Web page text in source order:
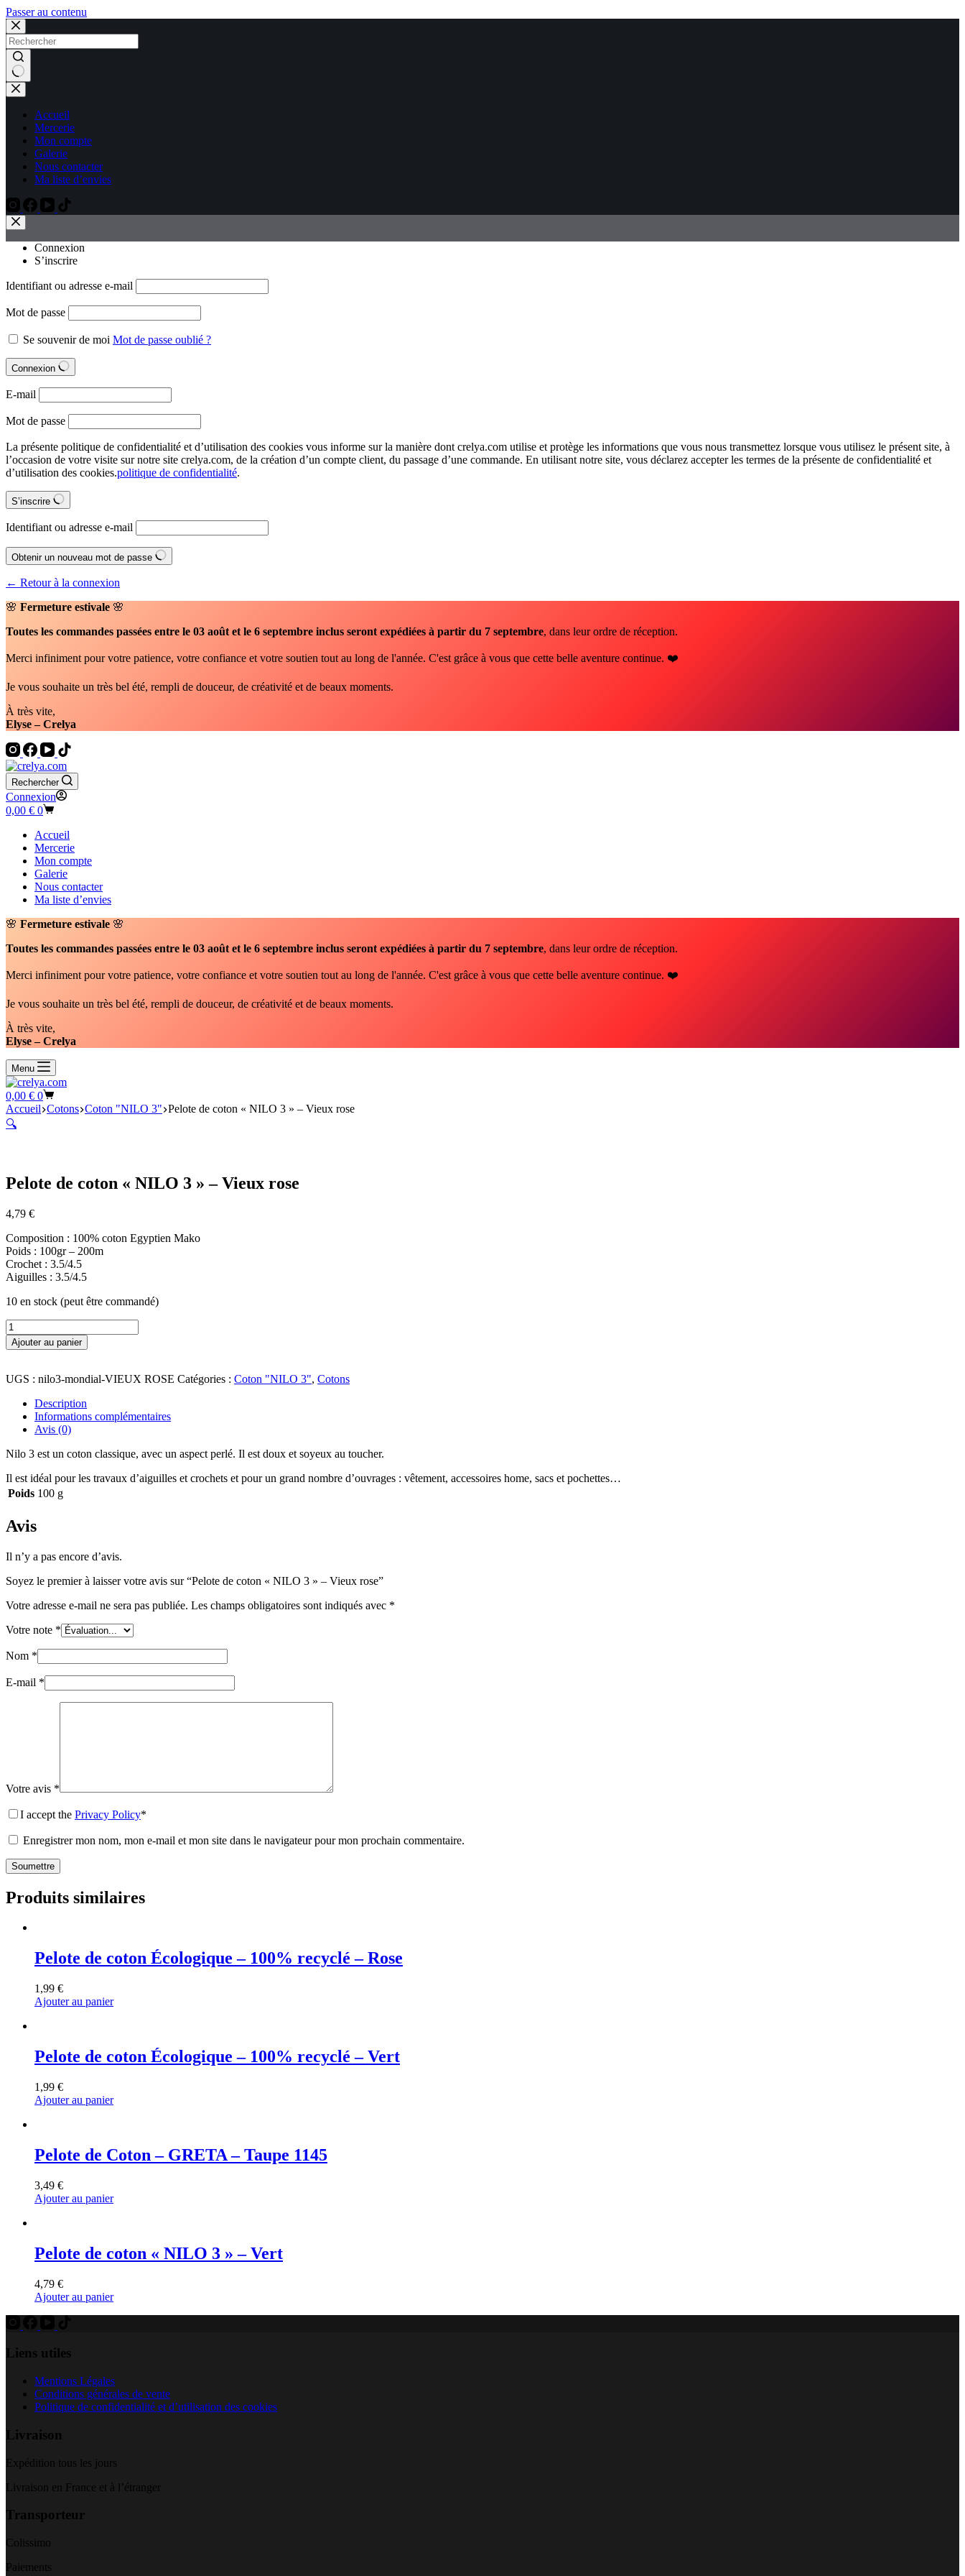
Passer au contenu
Aucun
résultat
Accueil
Mercerie
Mon compte
Galerie
Nous contacter
Ma liste d’envies
Connexion
S’inscrire
Identifiant ou adresse e-mail
Mot de passe
Se souvenir de moi Mot de passe oublié ?
Connexion
E-mail
Mot de passe
La présente politique de confidentialité et d’utilisation des cookies vous informe sur la manière dont crelya.com utilise et protège les informations que vous nous transmettez lorsque vous utilisez le présent site, à
l’occasion de votre visite sur notre site crelya.com, de la création d’un compte client, du passage d’une commande. En utilisant notre site, vous déclarez accepter les termes de la présente de confidentialité et
d’utilisation des cookies.politique de confidentialité.
S’inscrire
Identifiant ou adresse e-mail
Obtenir un nouveau mot de passe
← Retour à la connexion
🌸 Fermeture estivale 🌸
Toutes les commandes passées entre le 03 août et le 6 septembre inclus seront expédiées à partir du 7 septembre, dans leur ordre de réception.
Merci infiniment pour votre patience, votre confiance et votre soutien tout au long de l'année. C'est grâce à vous que cette belle aventure continue. ❤️
Je vous souhaite un très bel été, rempli de douceur, de créativité et de beaux moments.
À très vite,
Elyse – Crelya
Rechercher
Connexion
Panier
0,00 € 0
Accueil
Mercerie
Mon compte
Galerie
Nous contacter
Ma liste d’envies
🌸 Fermeture estivale 🌸
Toutes les commandes passées entre le 03 août et le 6 septembre inclus seront expédiées à partir du 7 septembre, dans leur ordre de réception.
Merci infiniment pour votre patience, votre confiance et votre soutien tout au long de l'année. C'est grâce à vous que cette belle aventure continue. ❤️
Je vous souhaite un très bel été, rempli de douceur, de créativité et de beaux moments.
À très vite,
Elyse – Crelya
Menu
Panier
d’achat
0,00 € 0
Accueil Cotons Coton "NILO 3" Pelote de coton « NILO 3 » – Vieux rose
🔍
Pelote de coton « NILO 3 » – Vieux rose
4,79 €
Composition : 100% coton Egyptien Mako
Poids : 100gr – 200m
Crochet : 3.5/4.5
Aiguilles : 3.5/4.5
10 en stock (peut être commandé)
quantité
de
Pelote
coton
NILO
Vieux
Ajouter au panier
UGS : nilo3-mondial-VIEUX ROSE Catégories : Coton "NILO 3", Cotons
Description
Informations complémentaires
Avis (0)
Nilo 3 est un coton classique, avec un aspect perlé. Il est doux et soyeux au toucher.
Il est idéal pour les travaux d’aiguilles et crochets et pour un grand nombre d’ouvrages : vêtement, accessoires home, sacs et pochettes…
Poids 100 g
Avis
Il n’y a pas encore d’avis.
Soyez le premier à laisser votre avis sur “Pelote de coton « NILO 3 » – Vieux rose”
Votre adresse e-mail ne sera pas publiée. Les champs obligatoires sont indiqués avec *
Votre note *
Nom *
E-mail *
Votre avis *
I accept the Privacy Policy*
Enregistrer mon nom, mon e-mail et mon site dans le navigateur pour mon prochain commentaire.
Soumettre
Produits similaires
Pelote de coton Écologique – 100% recyclé – Rose
1,99 €
Ajouter au panier
Pelote de coton Écologique – 100% recyclé – Vert
1,99 €
Ajouter au panier
Pelote de Coton – GRETA – Taupe 1145
3,49 €
Ajouter au panier
Pelote de coton « NILO 3 » – Vert
4,79 €
Ajouter au panier
Liens utiles
Mentions Légales
Conditions générales de vente
Politique de confidentialité et d’utilisation des cookies
Livraison
Expédition tous les jours
Livraison en France et à l’étranger
Transporteur
Colissimo
Paiements